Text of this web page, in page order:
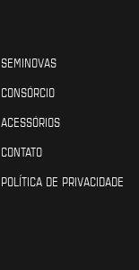
SEMINOVAS
CONSÓRCIO
ACESSÓRIOS
CONTATO
POLÍTICA DE PRIVACIDADE